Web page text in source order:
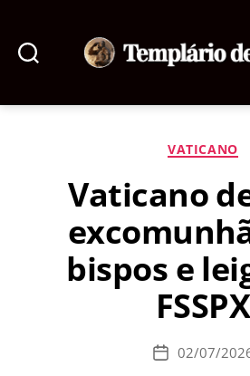
de
VATICANO
Vaticano
bispos e
FSSPX
Data02/07/